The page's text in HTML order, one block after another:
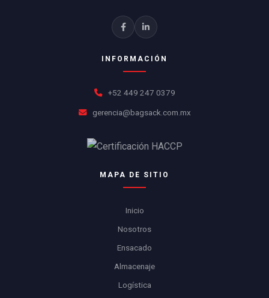
INFORMACIÓN
+52 449 247 0379
gerencia@bagsack.com.mx
MAPA DE SITIO
Inicio
Nosotros
Ensacado
Almacenaje
Logística